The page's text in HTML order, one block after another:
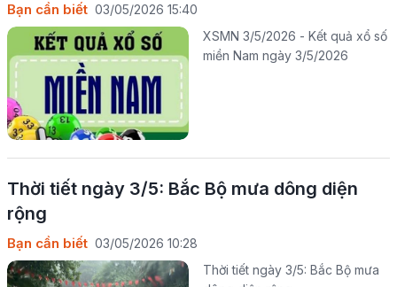
Bạn cần biết 03/05/2026 15:40
XSMN 3/5/2026 - Kết quả xổ số
miền Nam ngày 3/5/2026
Thời tiết ngày 3/5: Bắc Bộ mưa dông diện
rộng
Bạn cần biết 03/05/2026 10:28
Thời tiết ngày 3/5: Bắc Bộ mưa